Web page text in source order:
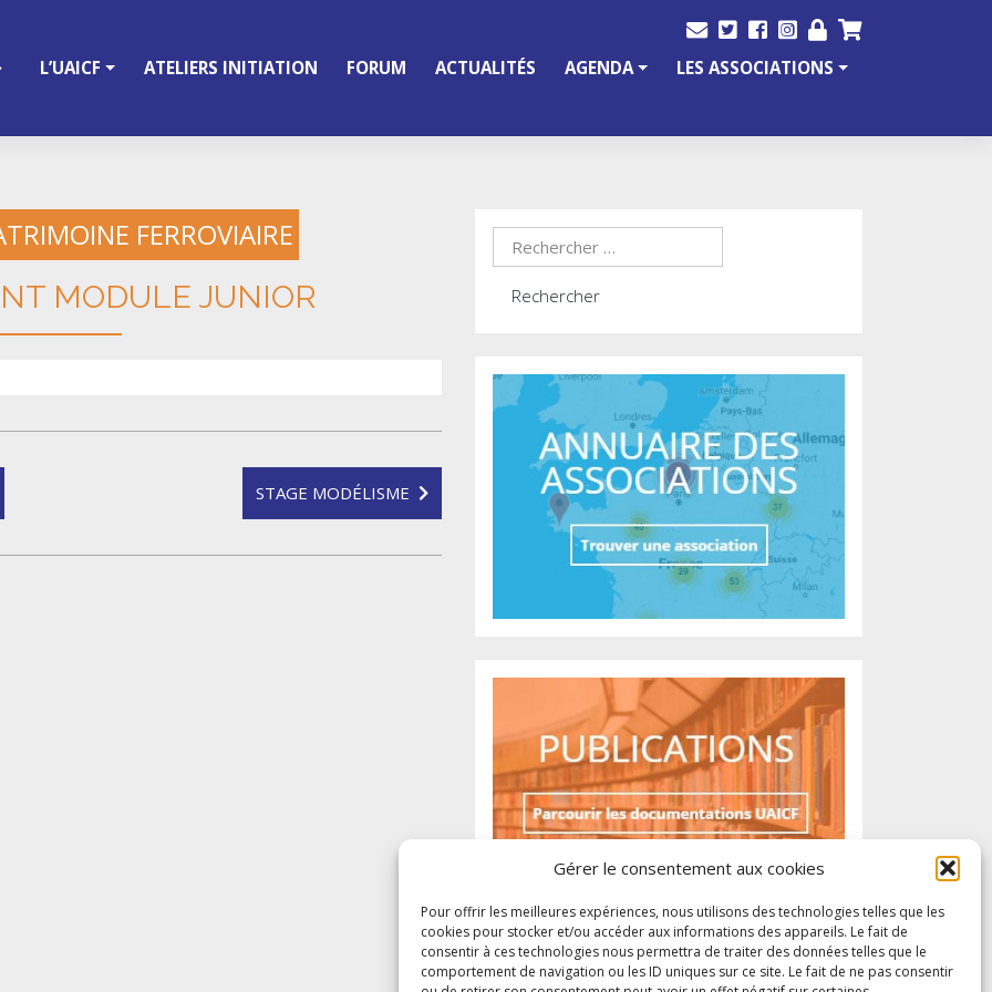
Gérer le consentement aux cookies
Pour offrir les meilleures expériences, nous utilisons des technologies telles que les
cookies pour stocker et/ou accéder aux informations des appareils. Le fait de
consentir à ces technologies nous permettra de traiter des données telles que le
comportement de navigation ou les ID uniques sur ce site. Le fait de ne pas consentir
L’UAICF ATELIERS INITIATION FORUM ACTUALITÉS AGENDA LES ASSOCIATIONS
FERROVIAIRE
MODULE JUNIOR
STAGE MODÉLISME